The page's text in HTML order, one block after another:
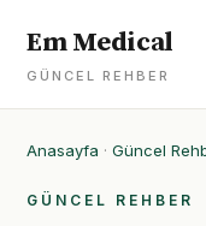
Em Medical
GÜNCEL REHBER
Anasayfa · Güncel
GÜNCEL REHBER